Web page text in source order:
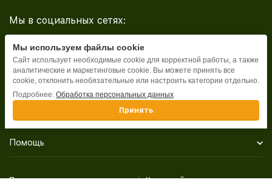
Мы в социальных сетях:
Каталог
Помощь
Политика персональных данных Карта сайта
Мы используем файлы cookie
Сайт использует необходимые cookie для корректной работы, а также
аналитические и маркетинговые cookie. Вы можете принять все
cookie, отклонить необязательные или настроить категории отдельно.
Подробнее: Обработка персональных данных
Принять